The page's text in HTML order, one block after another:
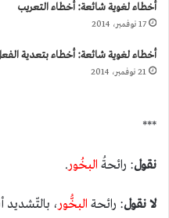
أخطاء لغوية شائعة: أخطاء التعريب
17 نوفمبر، 2014
أخطاء لغوية شائعة: أخطاء بتعدية
21 نوفمبر، 2014
***
نقول: رائحةُ البخُور.
لا نقول: رائحة البخُّور، بالتّشديد